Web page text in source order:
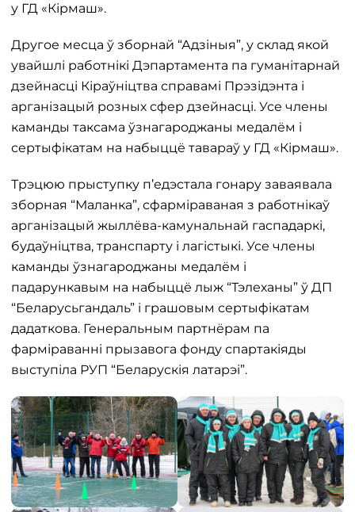
у ГД «Кірмаш».
Другое месца ў зборнай “Адзіныя”, у склад якой
увайшлі работнікі Дэпартамента па гуманітарнай
дзейнасці Кіраўніцтва справамі Прэзідэнта і
арганізацый розных сфер дзейнасці. Усе члены
каманды таксама ўзнагароджаны медалём і
сертыфікатам на набыццё тавараў у ГД «Кірмаш».
Трэцюю прыступку п’едэстала гонару заваявала
зборная “Маланка”, сфарміраваная з работнікаў
арганізацый жыллёва-камунальнай гаспадаркі,
будаўніцтва, транспарту і лагістыкі. Усе члены
каманды ўзнагароджаны медалём і
падарункавым на набыццё лыж “Тэлеханы” ў ДП
“Беларусьгандаль” і грашовым сертыфікатам
дадаткова. Генеральным партнёрам па
фарміраванні прызавога фонду спартакіяды
выступіла РУП “Беларускія латарэі”.